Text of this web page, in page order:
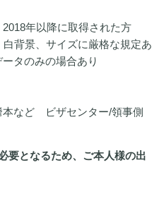
年以降に取得された方
背景、サイズに厳格な規定あ
タのみの場合あり
本など ビザセンター/領事側
要となるため、ご本人様の出